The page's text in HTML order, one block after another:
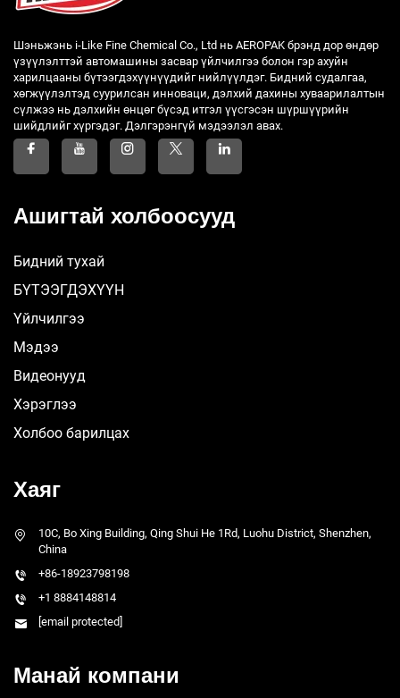
Шэньжэнь i-Like Fine Chemical Co., Ltd нь AEROPAK брэнд дор өндөр
үзүүлэлттэй автомашины засвар үйлчилгээ болон гэр ахуйн
харилцааны бүтээгдэхүүнүүдийг нийлүүлдэг. Бидний судалгаа,
хөгжүүлэлтэд суурилсан инноваци, дэлхий дахины хуваарилалтын
сүлжээ нь дэлхийн өнцөг бүсэд итгэл үүсгэсэн шүршүүрийн
шийдлийг хүргэдэг. Дэлгэрэнгүй мэдээлэл авах.
Ашигтай холбоосууд
Бидний тухай
БҮТЭЭГДЭХҮҮН
Үйлчилгээ
Мэдээ
Видеонууд
Хэрэглээ
Холбоо барилцах
Хаяг
10C, Bo Xing Building, Qing Shui He 1Rd, Luohu District, Shenzhen,
China
+86-18923798198
+1 8884148814
[email protected]
Манай компани